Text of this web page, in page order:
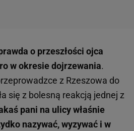
o przeszłości ojca
w okresie dojrzewania.
z Rzeszowa do
się z bolesną reakcją jednej z
pani na ulicy właśnie
nazywać, wyzywać i w